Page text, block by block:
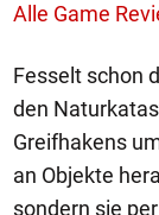
Alle Game
Fesselt schon
den
Greifhakens
an Objekte
sondern sie